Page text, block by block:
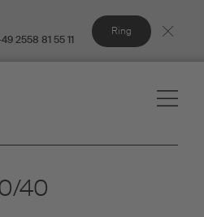
2558 81 55 11
Ring
40